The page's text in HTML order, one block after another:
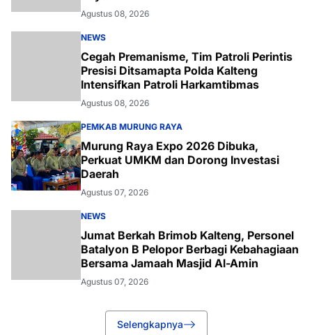
Agustus 08, 2026
NEWS
Cegah Premanisme, Tim Patroli Perintis
Presisi Ditsamapta Polda Kalteng
Intensifkan Patroli Harkamtibmas
Agustus 08, 2026
PEMKAB MURUNG RAYA
Murung Raya Expo 2026 Dibuka,
Perkuat UMKM dan Dorong Investasi
Daerah
Agustus 07, 2026
NEWS
Jumat Berkah Brimob Kalteng, Personel
Batalyon B Pelopor Berbagi Kebahagiaan
Bersama Jamaah Masjid Al-Amin
Agustus 07, 2026
Selengkapnya